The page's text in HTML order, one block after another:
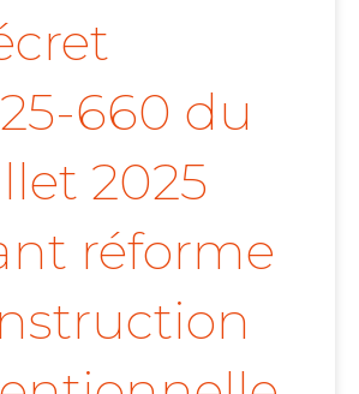
660 du
2025
réforme